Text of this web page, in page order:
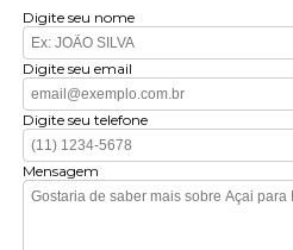
Digite seu nome
Digite seu email
Digite seu telefone
Mensagem